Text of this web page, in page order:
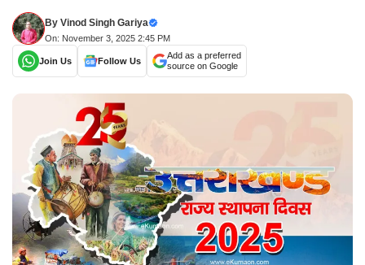
By Vinod Singh Gariya
On: November 3, 2025 2:45 PM
Join Us Follow Us
Add as a preferred
source on Google